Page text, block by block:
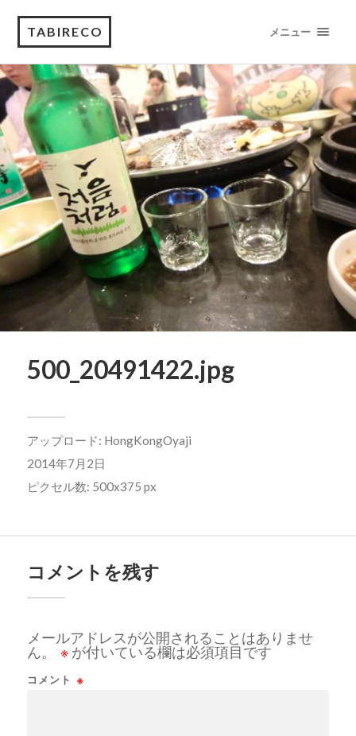
TABIRECO メニュー
500_20491422.jpg
アップロード: HongKongOyaji
2014年7月2日
ピクセル数: 500x375 px
コメントを残す
メールアドレスが公開されることはありませ
ん。
※ が付いている欄は必須項目です
コメント ※